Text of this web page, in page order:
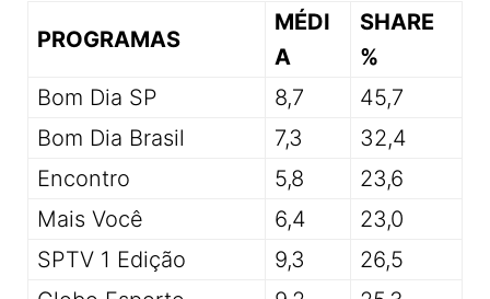
PROGRAMAS
MÉDI
A
SHARE
%
Bom Dia SP
8,7
45,7
Bom Dia Brasil
7,3
32,4
Encontro
5,8
23,6
Mais Você
6,4
23,0
SPTV 1 Edição
9,3
26,5